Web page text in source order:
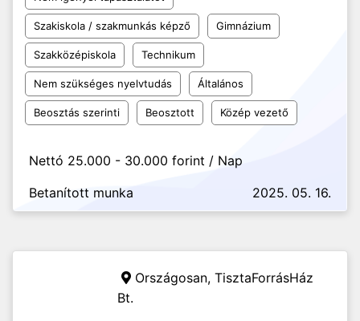
Szakiskola / szakmunkás képző Gimnázium
Szakközépiskola Technikum
Nem szükséges nyelvtudás Általános
Beosztás szerinti Beosztott Közép vezető
Nettó 25.000 - 30.000 forint / Nap
Betanított munka
2025. 05. 16.
Országosan, TisztaForrásHáz
Bt.